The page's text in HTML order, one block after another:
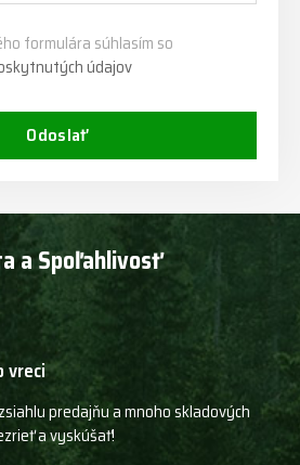
formulára súhlasím so
údajov
Odoslať
a Spoľahlivosť
vreci
predajňu a mnoho skladových
a vyskúšať!